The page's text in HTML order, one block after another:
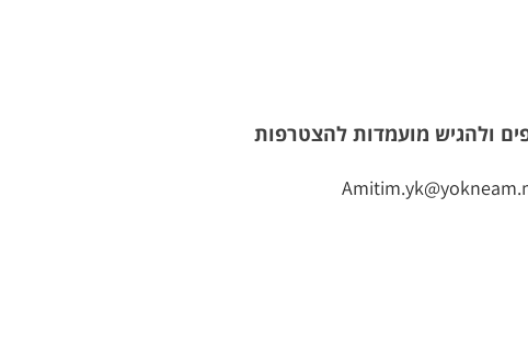
ולהגיש מועמדות להצטרפות